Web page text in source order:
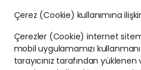
Çerez (Cookie) kullanımına
Çerezler (Cookie) internet
mobil uygulamamızı
tarayıcınız tarafından